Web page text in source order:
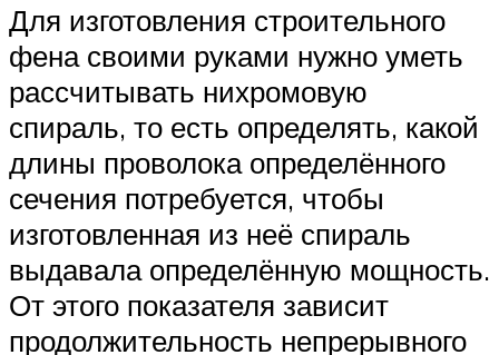
Для изготовления строительного
фена своими руками нужно уметь
рассчитывать нихромовую
спираль, то есть определять, какой
длины проволока определённого
сечения потребуется, чтобы
изготовленная из неё спираль
выдавала определённую мощность.
От этого показателя зависит
продолжительность непрерывного